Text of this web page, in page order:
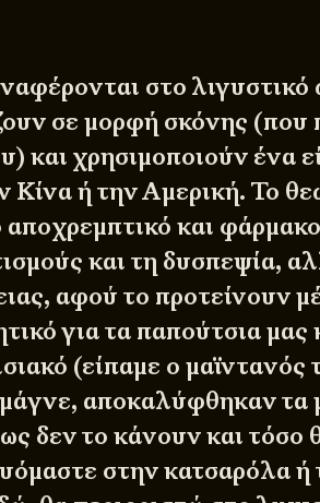
στο
σε μορφή σκόνης (που
και χρησιμοποιούν ένα
Κίνα ή την Αμερική. Το
αποχρεμπτικό και
και τη δυσπεψία,
αφού το προτείνουν
για τα παπούτσια μας
(είπαμε ο
αποκαλύφθηκαν τα
δεν το κάνουν και τόσο
στην κατσαρόλα ή